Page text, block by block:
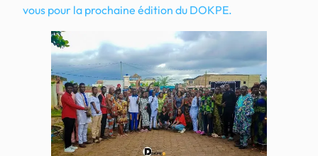
vous pour la prochaine édition du DOKPE.